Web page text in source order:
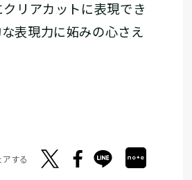
リアカットに表現でき
表現力に妬みの心さえ
アする